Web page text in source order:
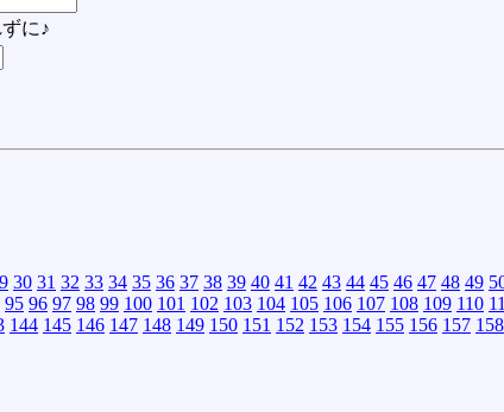
に♪
30 31 32 33 34 35 36 37 38 39 40 41 42 43 44 45 46 47 48 49
95 96 97 98 99 100 101 102 103 104 105 106 107 108 109 110
144 145 146 147 148 149 150 151 152 153 154 155 156 157 158